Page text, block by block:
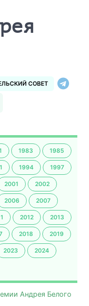
СОВЕТ
1983 1985
1994 1997
2001 2002
2006 2007
2012 2013
2018 2019
2023 2024
Андрея Белого